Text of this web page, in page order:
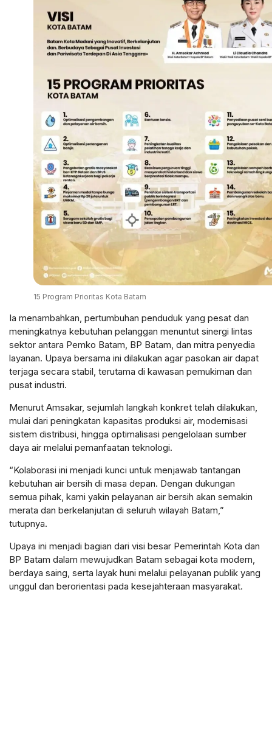
15 Program Prioritas Kota Batam
Ia menambahkan, pertumbuhan penduduk yang pesat dan
meningkatnya kebutuhan pelanggan menuntut sinergi lintas
sektor antara Pemko Batam, BP Batam, dan mitra penyedia
layanan. Upaya bersama ini dilakukan agar pasokan air dapat
terjaga secara stabil, terutama di kawasan pemukiman dan
pusat industri.
Menurut Amsakar, sejumlah langkah konkret telah dilakukan,
mulai dari peningkatan kapasitas produksi air, modernisasi
sistem distribusi, hingga optimalisasi pengelolaan sumber
daya air melalui pemanfaatan teknologi.
“Kolaborasi ini menjadi kunci untuk menjawab tantangan
kebutuhan air bersih di masa depan. Dengan dukungan
semua pihak, kami yakin pelayanan air bersih akan semakin
merata dan berkelanjutan di seluruh wilayah Batam,”
tutupnya.
Upaya ini menjadi bagian dari visi besar Pemerintah Kota dan
BP Batam dalam mewujudkan Batam sebagai kota modern,
berdaya saing, serta layak huni melalui pelayanan publik yang
unggul dan berorientasi pada kesejahteraan masyarakat.